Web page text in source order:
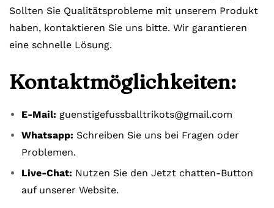
Sollten Sie Qualitätsprobleme mit unserem Produkt
haben, kontaktieren Sie uns bitte. Wir garantieren
eine schnelle Lösung.
Kontaktmöglichkeiten:
E-Mail: guenstigefussballtrikots@gmail.com
Whatsapp: Schreiben Sie uns bei Fragen oder
Problemen.
Live-Chat: Nutzen Sie den Jetzt chatten-Button
auf unserer Website.